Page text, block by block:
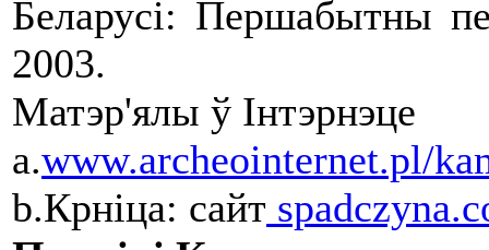
Беларусі: Першабытны
2003.
Матэр'ялы ў Інтэрнэце
a.www.archeointernet.pl/
b.Крніца: сайт